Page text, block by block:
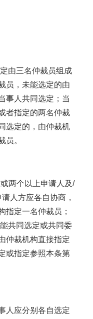
由三名仲裁员组成
员，未能选定的由
事人共同选定；当
者指定的两名仲裁
选定的，由仲裁机
员。
两个以上申请人及/
人方应各自协商，
指定一名仲裁员；
共同选定或共同委
仲裁机构直接指定
或指定参照本条第
人应分别各自选定